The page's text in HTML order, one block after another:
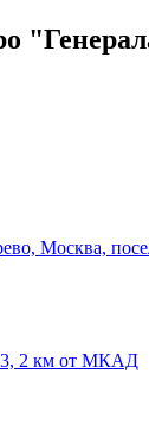
Москва,
3, 2 км от МКАД